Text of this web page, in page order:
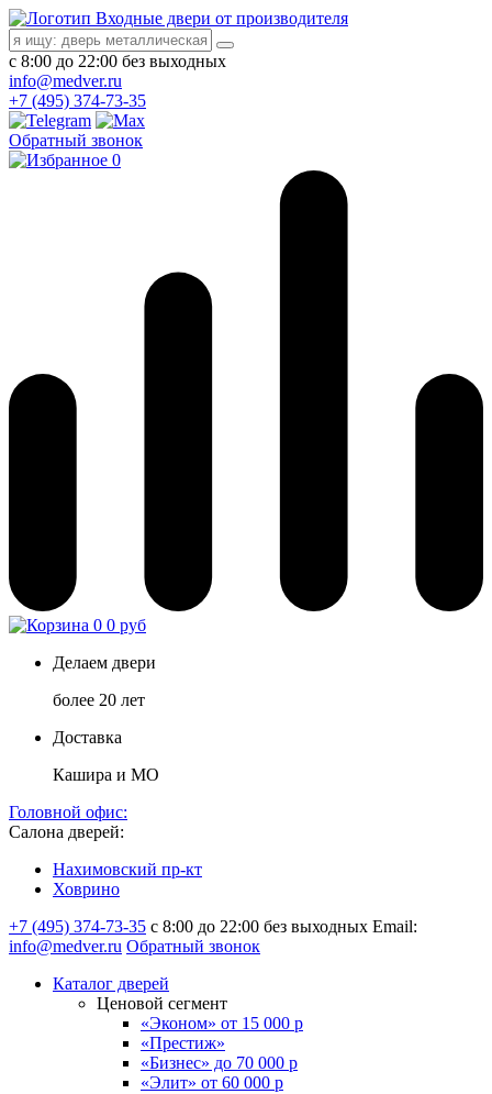
Входные двери от производителя
с 8:00 до 22:00 без выходных
info@medver.ru
+7 (495) 374-73-35
Обратный звонок
0
0 0 руб
Делаем двери
более 20 лет
Доставка
Кашира и МО
Головной офис:
Салона дверей:
Нахимовский пр-кт
Ховрино
+7 (495) 374-73-35 с 8:00 до 22:00 без выходных Email:
info@medver.ru Обратный звонок
Каталог дверей
Ценовой сегмент
«Эконом» от 15 000 р
«Престиж»
«Бизнес» до 70 000 р
«Элит» от 60 000 р